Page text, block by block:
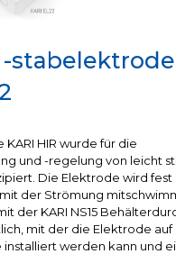
-
HIR wurde für die
und -regelung von leicht
Die Elektrode wird fest
der Strömung
der KARI NS15
mit der die Elektrode auf
werden kann und